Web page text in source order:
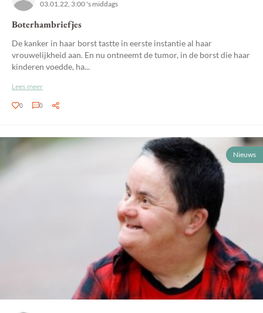
03.01.22, 3:00 's middags
Boterhambriefjes
De kanker in haar borst tastte in eerste instantie al haar
vrouwelijkheid aan. En nu ontneemt de tumor, in de borst die haar
kinderen voedde, ha...
Lees meer
0 0
Nieuws